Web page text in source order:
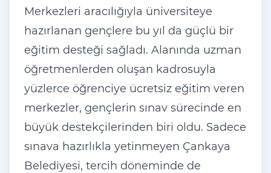
Merkezleri aracılığıyla üniversiteye
hazırlanan gençlere bu yıl da güçlü bir
eğitim desteği sağladı. Alanında uzman
öğretmenlerden oluşan kadrosuyla
yüzlerce öğrenciye ücretsiz eğitim veren
merkezler, gençlerin sınav sürecinde en
büyük destekçilerinden biri oldu. Sadece
sınava hazırlıkla yetinmeyen Çankaya
Belediyesi, tercih döneminde de